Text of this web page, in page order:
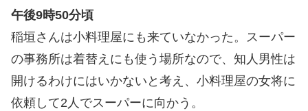
午後9時50分頃
稲垣さんは小料理屋にも来ていなかった。スーパー
の事務所は着替えにも使う場所なので、知人男性は
開けるわけにはいかないと考え、小料理屋の女将に
依頼して2人でスーパーに向かう。